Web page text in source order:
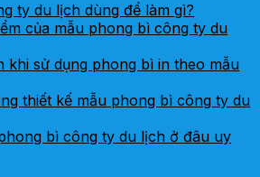
ty du lịch dùng để làm gì?
của mẫu phong bì công ty du
khi sử dụng phong bì in theo mẫu
thiết kế mẫu phong bì công ty du
bì công ty du lịch ở đâu uy